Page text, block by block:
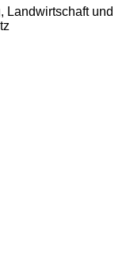
Landwirtschaft und